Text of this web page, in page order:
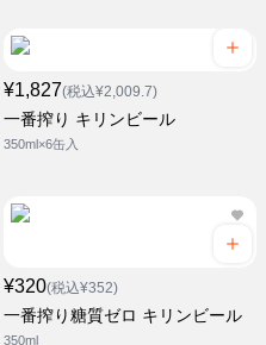
¥1,827(税込¥2,009.7)
一番搾り キリンビール
350ml×6缶入
¥320(税込¥352)
一番搾り糖質ゼロ キリンビール
350ml